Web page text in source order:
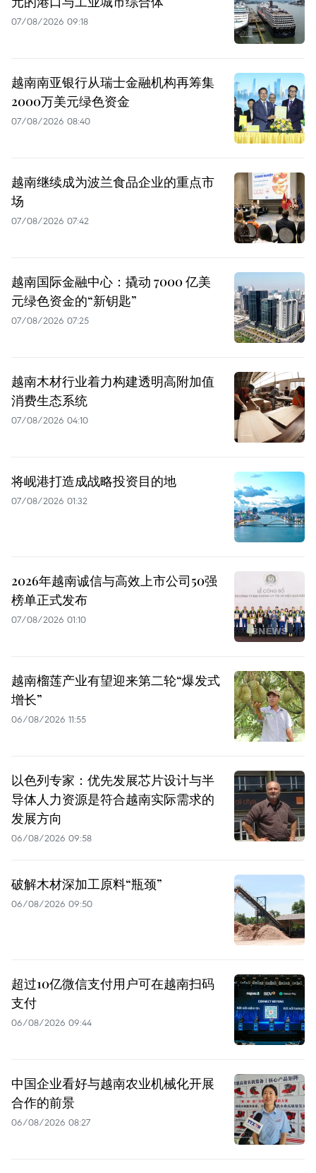
07/08/2026 09:18
越南南亚银行从瑞士金融机构再筹集
2000万美元绿色资金
07/08/2026 08:40
越南继续成为波兰食品企业的重点市
场
07/08/2026 07:42
越南国际金融中心：撬动 7000 亿美
元绿色资金的“新钥匙”
07/08/2026 07:25
越南木材行业着力构建透明高附加值
消费生态系统
07/08/2026 04:10
将岘港打造成战略投资目的地
07/08/2026 01:32
2026年越南诚信与高效上市公司50强
榜单正式发布
07/08/2026 01:10
越南榴莲产业有望迎来第二轮“爆发式
增长”
06/08/2026 11:55
以色列专家：优先发展芯片设计与半
导体人力资源是符合越南实际需求的
发展方向
06/08/2026 09:58
破解木材深加工原料“瓶颈”
06/08/2026 09:50
超过10亿微信支付用户可在越南扫码
支付
06/08/2026 09:44
中国企业看好与越南农业机械化开展
合作的前景
06/08/2026 08:27